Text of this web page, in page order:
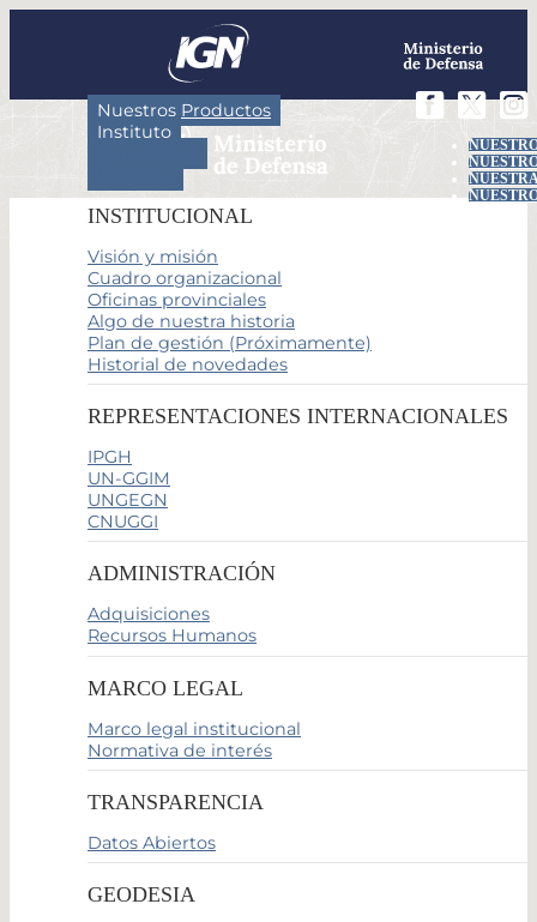
Nuestros Productos
Instituto
INSTITUCIONAL
Visión y misión
Cuadro organizacional
Oficinas provinciales
Algo de nuestra historia
Plan de gestión (Próximamente)
Historial de novedades
REPRESENTACIONES INTERNACIONALES
IPGH
UN-GGIM
UNGEGN
CNUGGI
ADMINISTRACIÓN
Adquisiciones
Recursos Humanos
MARCO LEGAL
Marco legal institucional
Normativa de interés
TRANSPARENCIA
Datos Abiertos
GEODESIA